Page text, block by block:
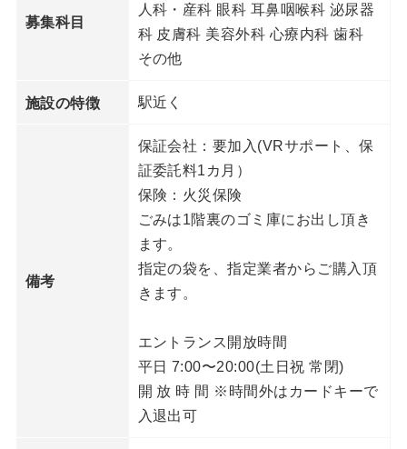
募集科目
人科・産科 眼科 耳鼻咽喉科 泌尿器
科 皮膚科 美容外科 心療内科 歯科
その他
施設の特徴 駅近く
備考
保証会社：要加入(VRサポート、保
証委託料1カ月）
保険：火災保険
ごみは1階裏のゴミ庫にお出し頂き
ます。
指定の袋を、指定業者からご購入頂
きます。
エントランス開放時間
平日 7:00〜20:00(土日祝 常閉)
開 放 時 間 ※時間外はカードキーで
入退出可